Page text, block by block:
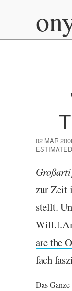
02 MAR
zur Zeit
stellt.
are the
fach
Das